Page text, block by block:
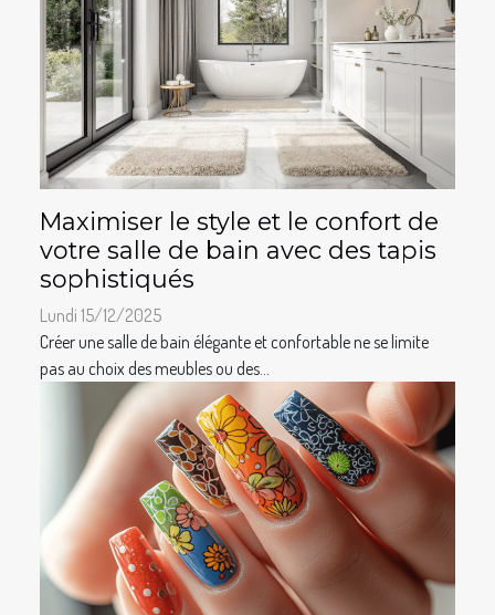
Maximiser le style et le confort de
votre salle de bain avec des tapis
sophistiqués
Lundi 15/12/2025
Créer une salle de bain élégante et confortable ne se limite
pas au choix des meubles ou des...